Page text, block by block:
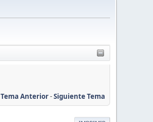
Tema Anterior-Siguiente Tema